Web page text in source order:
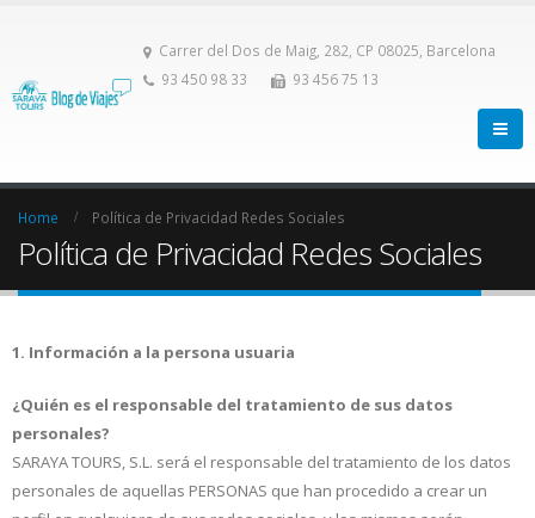
Carrer del Dos de Maig, 282, CP 08025, Barcelona
93 450 98 33
93 456 75 13
Home Política de Privacidad Redes Sociales
Política de Privacidad Redes Sociales
1. Información a la persona usuaria
¿Quién es el responsable del tratamiento de sus datos
personales?
SARAYA TOURS, S.L. será el responsable del tratamiento de los datos
personales de aquellas PERSONAS que han procedido a crear un